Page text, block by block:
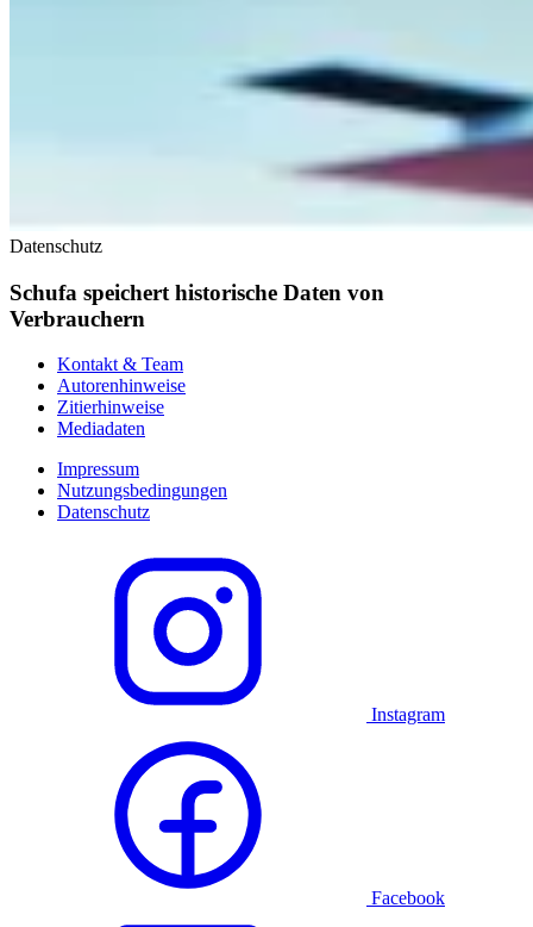
Datenschutz
Schufa speichert historische Daten von
Verbrauchern
Kontakt & Team
Autorenhinweise
Zitierhinweise
Mediadaten
Impressum
Nutzungsbedingungen
Datenschutz
Instagram
Facebook